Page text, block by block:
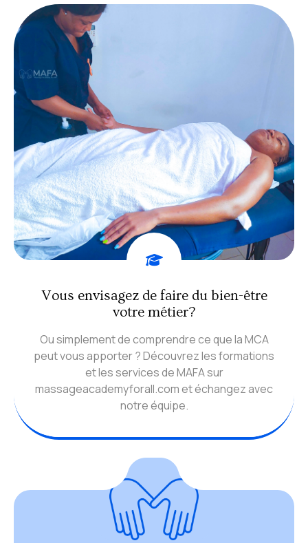
Vous envisagez de faire du bien-être
votre métier?
Ou simplement de comprendre ce que la MCA
peut vous apporter ? Découvrez les formations
et les services de MAFA sur
massageacademyforall.com et échangez avec
notre équipe.
Contactez-nous